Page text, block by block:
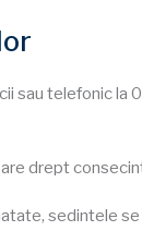
sau
drept
sedintele